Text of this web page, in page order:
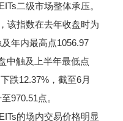
二级市场整体承压。
该指数在去年收盘时为
年内最高点1056.97
中触及上半年最低点
跌12.37%，截至6月
970.51点。
的场内交易价格明显